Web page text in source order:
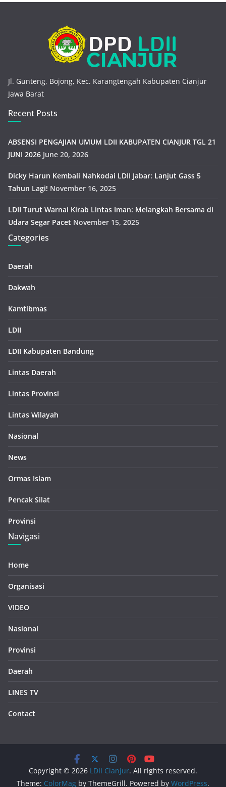
Jl. Gunteng, Bojong, Kec. Karangtengah Kabupaten Cianjur
Jawa Barat
Recent Posts
ABSENSI PENGAJIAN UMUM LDII KABUPATEN CIANJUR TGL 21
JUNI 2026 June 20, 2026
Dicky Harun Kembali Nahkodai LDII Jabar: Lanjut Gass 5
Tahun Lagi! November 16, 2025
LDII Turut Warnai Kirab Lintas Iman: Melangkah Bersama di
Udara Segar Pacet November 15, 2025
Categories
Daerah
Dakwah
Kamtibmas
LDII
LDII Kabupaten Bandung
Lintas Daerah
Lintas Provinsi
Lintas Wilayah
Nasional
News
Ormas Islam
Pencak Silat
Provinsi
Navigasi
Home
Organisasi
VIDEO
Nasional
Provinsi
Daerah
LINES TV
Contact
Copyright © 2026 LDII Cianjur. All rights reserved.
Theme: ColorMag by ThemeGrill. Powered by WordPress.